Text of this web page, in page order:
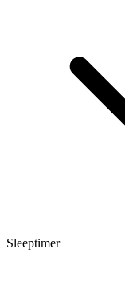
Sleeptimer